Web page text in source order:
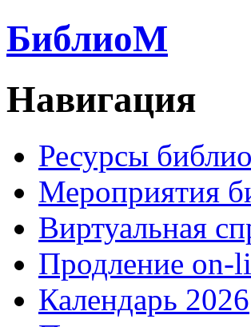
БиблиоМ
Навигация
Ресурсы
Мероприятия
Виртуальная
Продление on-
Календарь 2026